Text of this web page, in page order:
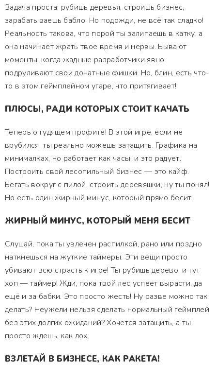
Задача проста: рубишь деревья, строишь бизнес,
зарабатываешь бабло. Но подожди, не всё так сладко!
Реальность такова, что порой ты залипаешь в катку, а
она начинает жрать твое время и нервы. Бывают
моменты, когда жадные разработчики явно
подруливают свои донатные фишки. Но, блин, есть что-
то в этом геймплейном угаре, что притягивает!
ПЛЮСЫ, РАДИ КОТОРЫХ СТОИТ КАЧАТЬ
Теперь о гудящем профите! В этой игре, если не
врубился, ты реально можешь затащить. Графика на
минималках, но работает как часы, и это радует.
Построить свой лесопильный бизнес — это кайф.
Бегать вокруг с пилой, строить деревяшки, ну ты понял!
Но есть один жирный минус, который прямо бесит.
ЖИРНЫЙ МИНУС, КОТОРЫЙ МЕНЯ БЕСИТ
Слушай, пока ты увлечен распилкой, рано или поздно
наткнешься на жуткие таймеры. Эти вещи просто
убивают всю страсть к игре! Ты рубишь дерево, и тут
хоп — таймер! Жди, пока твой лес успеет вырасти, да
ещё и за бабки. Это просто жесть! Ну разве можно так
делать? Неужели нельзя сделать нормальный геймплей
без этих долгих ожиданий? Хочется затащить, а ты
просто ждешь, как лох.
ВЗЛЕТАЙ В БИЗНЕСЕ, КАК РАКЕТА!